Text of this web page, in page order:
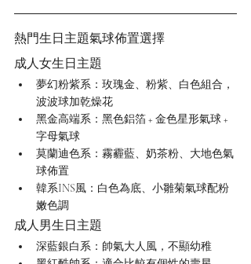
熱門生日主題氣球佈置選擇
成人女生日主題
夢幻粉紫系：玫瑰金、粉紫、白色組合，
波波球加乾燥花
黑金高端系：黑色鋁箔 + 金色星形氣球 +
字母氣球
莫蘭迪色系：霧霾藍、奶茶粉、大地色氣
球佈置
韓系INS風：白色為底、小雛菊氣球配粉
嫩色調
成人男生日主題
深藍銀白系：帥氣大人風，不顯幼稚